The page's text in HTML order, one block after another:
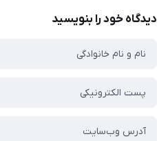
دیدگاه خود را بنویسید